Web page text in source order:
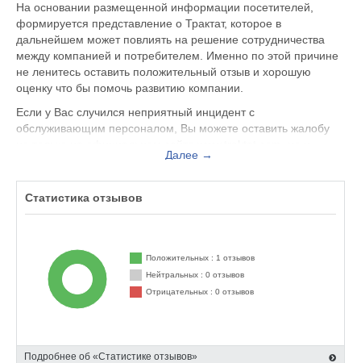
На основании размещенной информации посетителей,
формируется представление о Трактат, которое в
дальнейшем может повлиять на решение сотрудничества
между компанией и потребителем. Именно по этой причине
не ленитесь оставить положительный отзыв и хорошую
оценку что бы помочь развитию компании.
Если у Вас случился неприятный инцидент с
обслуживающим персоналом, Вы можете оставить жалобу
здесь. Представитель организации ответит на Ваш отзыв и
услуг.
Трактат находится по адресу Москва Волгоградский пр-т, д.
от посещения данного заведения с будущими посетителями.
Далее →
Статистика отзывов
Положительных : 1 отзывов
Нейтральных : 0 отзывов
Отрицательных : 0 отзывов
Подробнее об «Статистике отзывов»